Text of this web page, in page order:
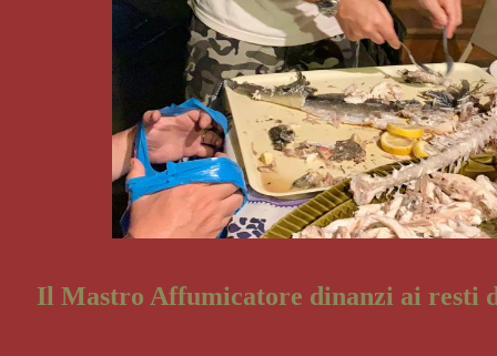
Il Mastro Affumicatore dinanzi ai resti